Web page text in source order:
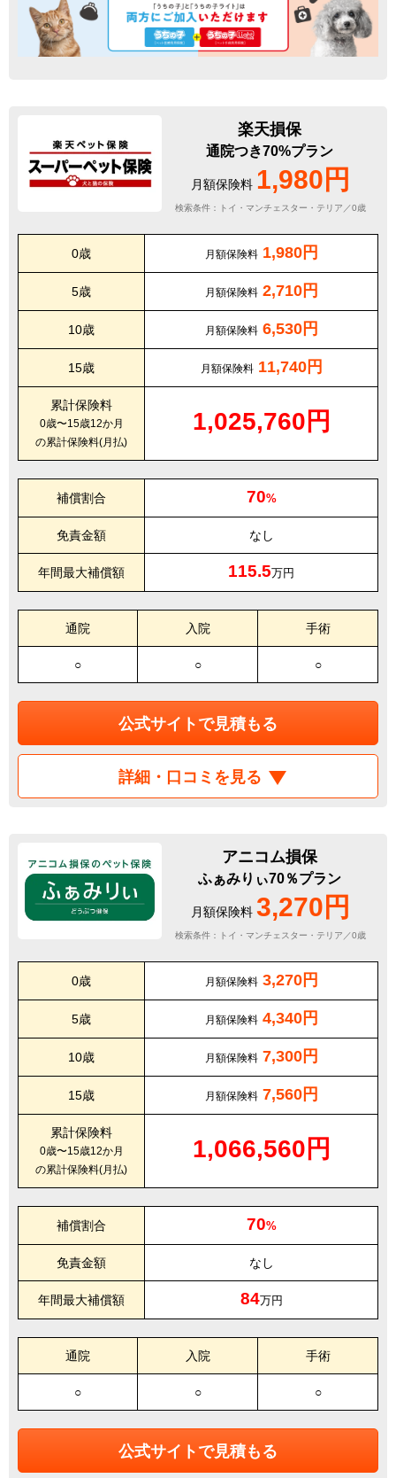
楽天損保
通院つき70%プラン
月額保険料 1,980円
検索条件：トイ・マンチェスター・テリア／0歳
0歳 月額保険料 1,980円
5歳 月額保険料 2,710円
10歳 月額保険料 6,530円
15歳 月額保険料 11,740円
累計保険料
0歳〜15歳12か月
の累計保険料(月払)
1,025,760円
補償割合 70%
免責金額 なし
年間最大補償額 115.5万円
通院 入院 手術
○ ○ ○
公式サイトで見積もる
詳細・口コミを見る
アニコム損保
ふぁみりぃ70％プラン
月額保険料 3,270円
検索条件：トイ・マンチェスター・テリア／0歳
0歳 月額保険料 3,270円
5歳 月額保険料 4,340円
10歳 月額保険料 7,300円
15歳 月額保険料 7,560円
累計保険料
0歳〜15歳12か月
の累計保険料(月払)
1,066,560円
補償割合 70%
免責金額 なし
年間最大補償額 84万円
通院 入院 手術
○ ○ ○
公式サイトで見積もる